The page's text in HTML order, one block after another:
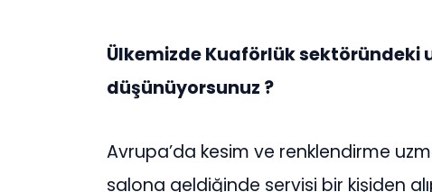
Ülkemizde Kuaförlük sektöründeki
düşünüyorsunuz ?
Avrupa’da kesim ve renklendirme
salona geldiğinde servisi bir kişiden